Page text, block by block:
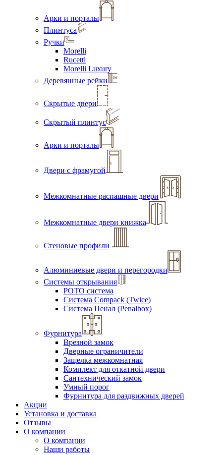
Арки и порталы
Плинтуса
Ручки
Morelli
Rucetti
Morelli Luxury
Деревянные рейки
Скрытые двери
Скрытый плинтус
Арки и порталы
Двери с фрамугой
Межкомнатные распашные двери
Межкомнатные двери книжка
Стеновые профили
Алюминиевые двери и перегородки
Системы открывания
РОТО система
Система Compack (Twice)
Система Пенал (Penalbox)
Фурнитура
Врезной замок
Дверные ограничители
Защелка межкомнатная
Комплект для откатной двери
Сантехнический замок
Умный порог
Фурнитура для раздвижных дверей
Акции
Установка и доставка
Отзывы
О компании
О компании
Наши работы